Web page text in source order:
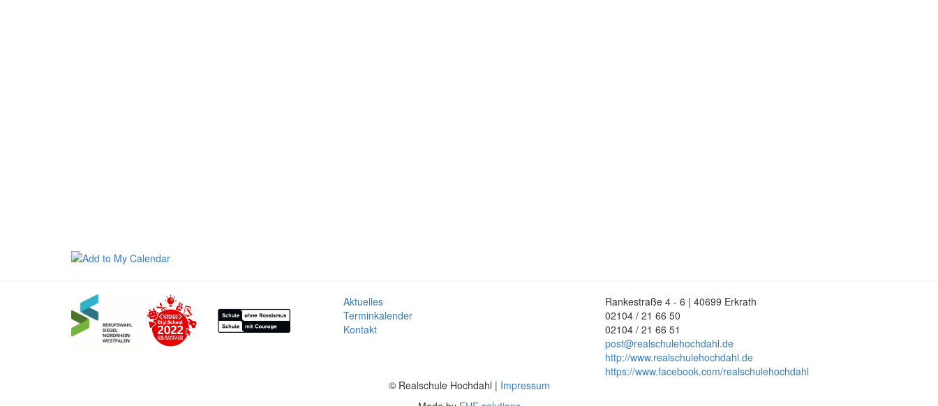
Aktuelles
Terminkalender
Kontakt
Rankestraße 4 - 6 | 40699 Erkrath
02104 / 21 66 50
02104 / 21 66 51
post@realschulehochdahl.de
http://www.realschulehochdahl.de
https://www.facebook.com/realschulehochdahl
© Realschule Hochdahl | Impressum